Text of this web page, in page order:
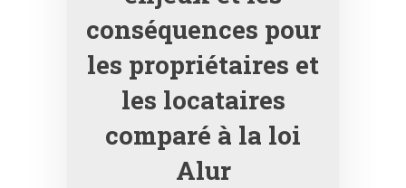
conséquences pour
les propriétaires et
les locataires
comparé à la loi
Alur